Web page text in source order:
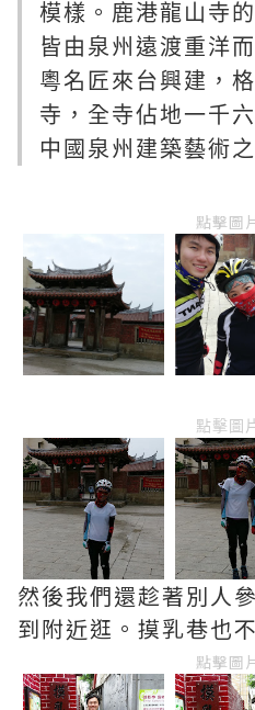
模樣。鹿港龍山寺
皆由泉州遠渡重洋
粵名匠來台興建，
寺，全寺佔地一千
中國泉州建築藝術之
點擊圖
點擊圖
然後我們還趁著別人
到附近逛。摸乳巷也
點擊圖